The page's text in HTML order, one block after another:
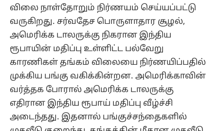
விலை நாள்தோறும் நிர்ணயம் செய்யப்பட்டு
வருகிறது. சர்வதேச பொருளாதார சூழல்,
அமெரிக்க டாலருக்கு நிகரான இந்திய
ரூபாயின் மதிப்பு உள்ளிட்ட பல்வேறு
காரணிகள் தங்கம் விலையை நிர்ணயிப்பதில்
முக்கிய பங்கு வகிக்கின்றன. அமெரிக்காவின்
வர்த்தக போரால் அமெரிக்க டாலருக்கு
எதிரான இந்திய ரூபாய் மதிப்பு வீழ்ச்சி
அடைந்தது. இதனால் பங்குச்சந்தைகளில்